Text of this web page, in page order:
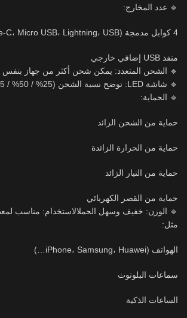
🔹 عدد المخارج:
4 كوابل مدمجة (Type-C، Micro USB، Lightning، USB)
منفذ USB إضافي خارجي
🔹 الشحن المتعدد: يمكن شحن أكثر من جهاز بنفس
🔹 شاشة LED: توضح نسبة الشحن (25% / 50% / 75% / 100%)
🔹 الحماية:
حماية من الشحن الزائد
حماية من الحرارة الزائدة
حماية من التيار الزائد
حماية من القصر الكهربائي
🔹 الوزن: خفيف وسهل الحملالاستخدام: مناسب
مثل:
الهواتف (iPhone، Samsung، Huawei…)
سماعات البلوتوث
الساعات الذكية